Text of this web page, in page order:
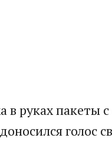
в руках пакеты
голос